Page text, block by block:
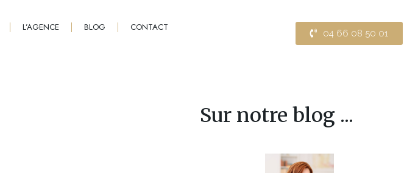
L’AGENCE BLOG CONTACT
04 66 08 50 01
Sur notre blog ...